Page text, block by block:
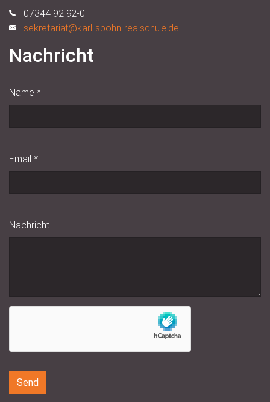
07344 92 92-0
sekretariat@karl-spohn-realschule.de
Nachricht
Name *
Email *
Nachricht